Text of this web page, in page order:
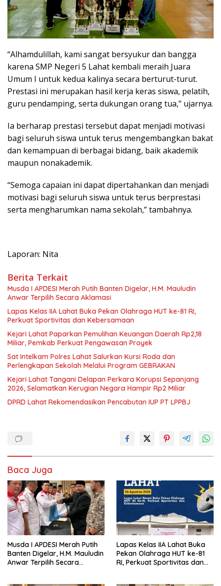
“Alhamdulillah, kami sangat bersyukur dan bangga
karena SMP Negeri 5 Lahat kembali meraih Juara
Umum I untuk kedua kalinya secara berturut-turut.
Prestasi ini merupakan hasil kerja keras siswa, pelatih,
guru pendamping, serta dukungan orang tua,” ujarnya.
Ia berharap prestasi tersebut dapat menjadi motivasi
bagi seluruh siswa untuk terus mengembangkan bakat
dan kemampuan di berbagai bidang, baik akademik
maupun nonakademik.
“Semoga capaian ini dapat dipertahankan dan menjadi
motivasi bagi seluruh siswa untuk terus berprestasi
serta mengharumkan nama sekolah,” tambahnya.
Laporan: Nita
Berita Terkait
Musda I APDESI Merah Putih Banten Digelar, H.M. Mauludin
Anwar Terpilih Secara Aklamasi
Lapas Kelas IIA Lahat Buka Pekan Olahraga HUT ke-81 RI,
Perkuat Sportivitas dan Kebersamaan
Kejari Lahat Paparkan Pemulihan Keuangan Daerah Rp2,18
Miliar, Pemkab Perkuat Pengawasan Proyek
Sat Intelkam Polres Lahat Salurkan Kursi Roda dan
Perlengkapan Sekolah Melalui Program GEBRAKAN
Kejari Lahat Tangani Delapan Perkara Korupsi Sepanjang
2026, Selamatkan Kerugian Negara Hampir Rp2 Miliar
DPRD Lahat Rekomendasikan Pencabutan IUP PT LPPBJ
Baca Juga
Musda I APDESI Merah Putih
Banten Digelar, H.M. Mauludin
Anwar Terpilih Secara
Lapas Kelas IIA Lahat Buka
Pekan Olahraga HUT ke-81
RI, Perkuat Sportivitas dan